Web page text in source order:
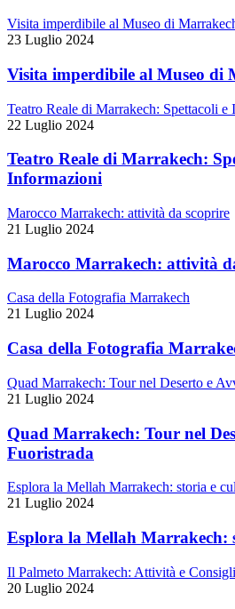
Visita imperdibile al Museo di
23 Luglio 2024
Visita imperdibile al Museo di
Teatro Reale di Marrakech: Spettacoli e
22 Luglio 2024
Teatro Reale di Marrakech:
Informazioni
Marocco Marrakech: attività da scoprire
21 Luglio 2024
Marocco Marrakech: attività
Casa della Fotografia Marrakech
21 Luglio 2024
Casa della Fotografia
Quad Marrakech: Tour nel Deserto e
21 Luglio 2024
Quad Marrakech: Tour nel
Fuoristrada
Esplora la Mellah Marrakech: storia e
21 Luglio 2024
Esplora la Mellah Marrakech:
Il Palmeto Marrakech: Attività e
20 Luglio 2024